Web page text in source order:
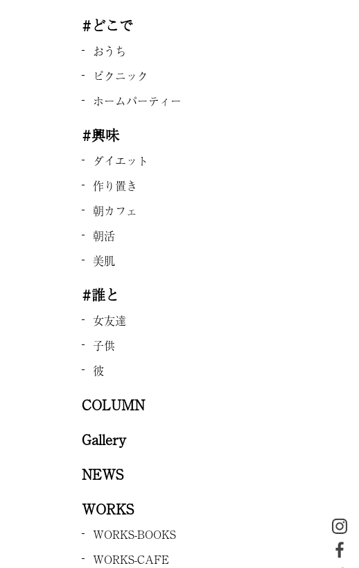
#どこで
おうち
ピクニック
ホームパーティー
#興味
ダイエット
作り置き
朝カフェ
朝活
美肌
#誰と
女友達
子供
彼
COLUMN
Gallery
NEWS
WORKS
WORKS-BOOKS
WORKS-CAFE